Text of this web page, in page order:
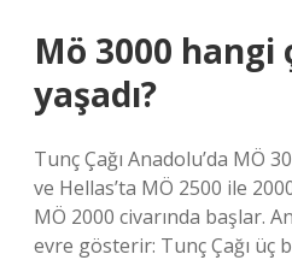
Mö 3000 hangi
yaşadı?
Tunç Çağı Anadolu’da MÖ
ve Hellas’ta MÖ 2500 ile
MÖ 2000 civarında başlar.
evre gösterir: Tunç Çağı üç